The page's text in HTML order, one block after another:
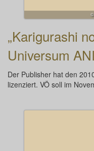
„Karigurashi
Universum
Der Publisher hat den
lizenziert. VÖ soll im